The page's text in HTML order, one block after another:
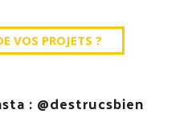
VOS PROJETS ?
: @destrucsbien